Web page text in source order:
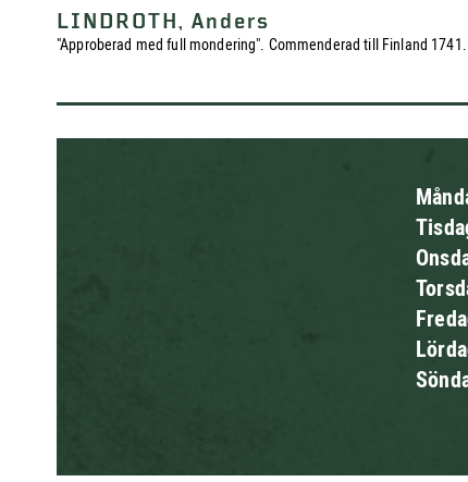
LINDROTH, Anders
"Approberad med full mondering". Commenderad till Finland 1741.